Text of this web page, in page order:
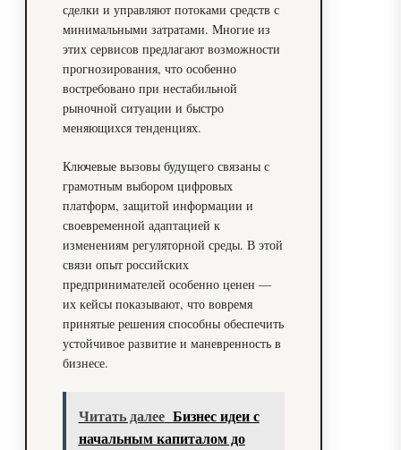
сделки и управляют потоками средств с
минимальными затратами. Многие из
этих сервисов предлагают возможности
прогнозирования, что особенно
востребовано при нестабильной
рыночной ситуации и быстро
меняющихся тенденциях.
Ключевые вызовы будущего связаны с
грамотным выбором цифровых
платформ, защитой информации и
своевременной адаптацией к
изменениям регуляторной среды. В этой
связи опыт российских
предпринимателей особенно ценен —
их кейсы показывают, что вовремя
принятые решения способны обеспечить
устойчивое развитие и маневренность в
бизнесе.
Читать далее Бизнес идеи с
начальным капиталом до